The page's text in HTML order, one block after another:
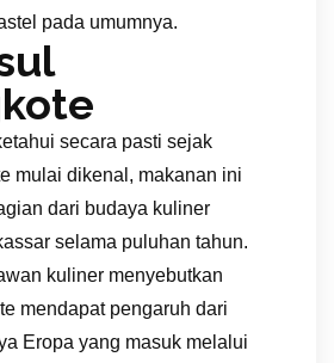
pada umumnya.
secara pasti sejak
mulai dikenal, makanan ini
dari budaya kuliner
selama puluhan tahun.
kuliner menyebutkan
mendapat pengaruh dari
Eropa yang masuk melalui